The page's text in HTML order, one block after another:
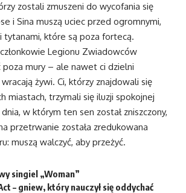
zostali zmuszeni do wycofania się
i Sina muszą uciec przed ogromnymi,
tytanami, które są poza fortecą.
Legionu Zwiadowców
poza mury – ale nawet ci dzielni
żywi. Ci, którzy znajdowali się
miastach, trzymali się iluzji spokojnej
w którym ten sen został zniszczony,
przetrwanie została zredukowana
muszą walczyć, aby przeżyć.
singiel „Woman”
– gniew, który nauczył się oddychać